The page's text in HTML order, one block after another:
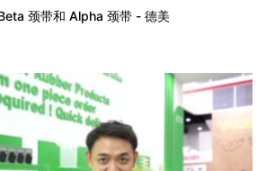
颈带和 Alpha 颈带 - 德美